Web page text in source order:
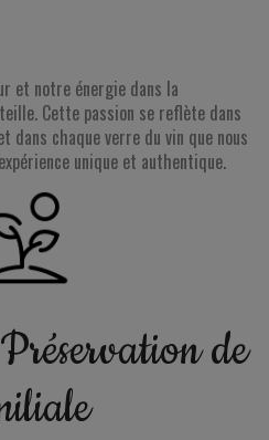
et notre énergie dans la
Cette passion se reflète dans
dans chaque verre du vin que nous
unique et authentique.
de